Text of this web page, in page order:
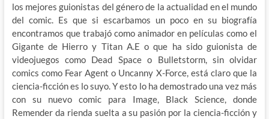
los mejores guionistas del género de la actualidad en el mundo
del comic. Es que si escarbamos un poco en su biografía
encontramos que trabajó como animador en películas como el
Gigante de Hierro y Titan A.E o que ha sido guionista de
videojuegos como Dead Space o Bulletstorm, sin olvidar
comics como Fear Agent o Uncanny X-Force, está claro que la
ciencia-ficción es lo suyo. Y esto lo ha demostrado una vez más
con su nuevo comic para Image, Black Science, donde
Remender da rienda suelta a su pasión por la ciencia-ficción y